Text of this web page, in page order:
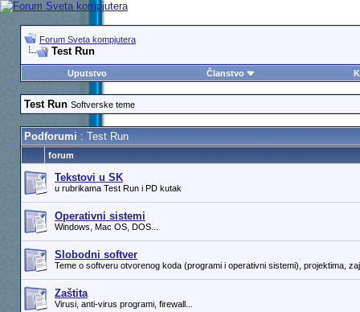
Forum Sveta kompjutera
Test Run
Uputstvo Članstvo
Test Run Softverske teme
Podforumi : Test Run
forum
Tekstovi u SK
u rubrikama Test Run i PD kutak
Operativni sistemi
Windows, Mac OS, DOS...
Slobodni softver
Teme o softveru otvorenog koda (programi i operativni sistemi), projektima,
Zaštita
Virusi, anti-virus programi, firewall...